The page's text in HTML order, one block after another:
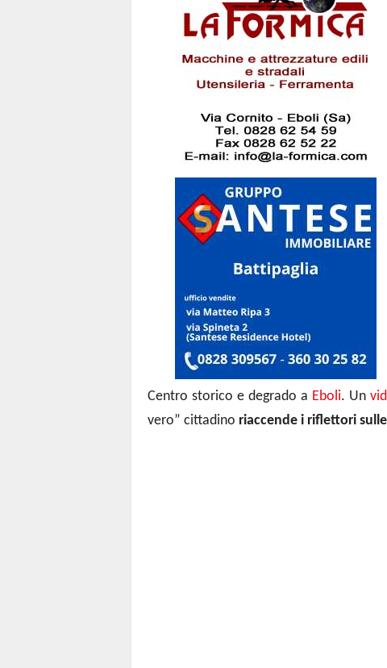
Centro storico e degrado a Eboli. Un
vero” cittadino riaccende i riflettori